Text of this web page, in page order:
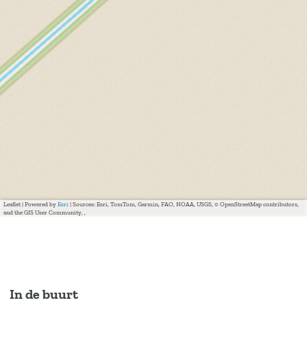
In de buurt
Leaflet | Powered by Esri | Sources: Esri, TomTom, Garmin, FAO, NOAA, USGS, © OpenStreetMap contributors,
and the GIS User Community, ,